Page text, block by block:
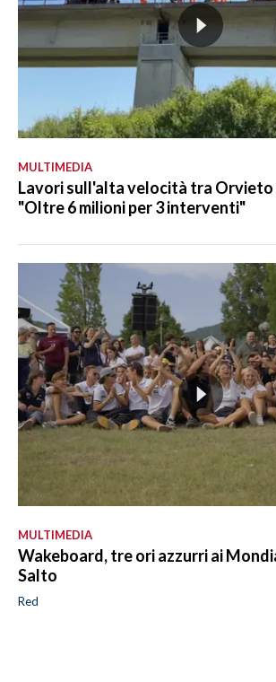
MULTIMEDIA
Lavori sull'alta velocità tra Orvieto
"Oltre 6 milioni per 3 interventi"
MULTIMEDIA
Wakeboard, tre ori azzurri ai
Salto
Red